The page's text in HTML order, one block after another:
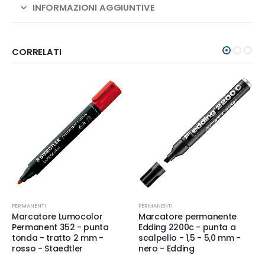
INFORMAZIONI AGGIUNTIVE
CORRELATI
PERMANENTI
Marcatore Lumocolor
Permanent 352 - punta
tonda - tratto 2 mm -
rosso - Staedtler
PERMANENTI
Marcatore permanente
Edding 2200c - punta a
scalpello - 1,5 - 5,0 mm -
nero - Edding